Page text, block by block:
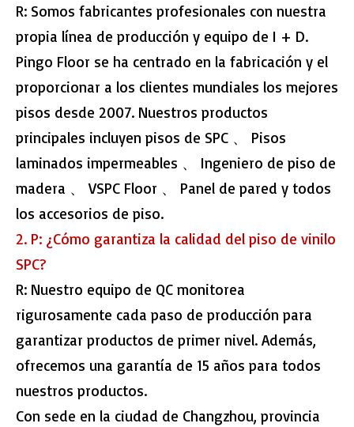
R: Somos fabricantes profesionales con nuestra
propia línea de producción y equipo de I + D.
Pingo Floor se ha centrado en la fabricación y el
proporcionar a los clientes mundiales los mejores
pisos desde 2007. Nuestros productos
principales incluyen pisos de SPC 、 Pisos
laminados impermeables 、 Ingeniero de piso de
madera 、 VSPC Floor 、 Panel de pared y todos
los accesorios de piso.
2. P: ¿Cómo garantiza la calidad del piso de vinilo
SPC?
R: Nuestro equipo de QC monitorea
rigurosamente cada paso de producción para
garantizar productos de primer nivel. Además,
ofrecemos una garantía de 15 años para todos
nuestros productos.
Con sede en la ciudad de Changzhou, provincia